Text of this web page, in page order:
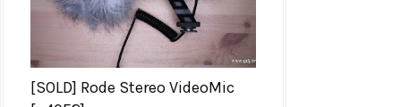
[SOLD] Rode Stereo VideoMic